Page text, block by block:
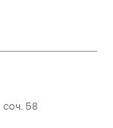
соч. 58